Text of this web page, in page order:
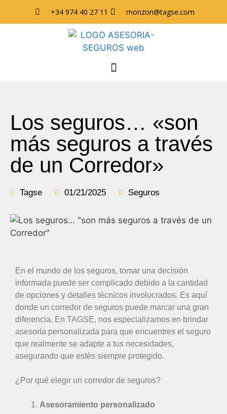
+34 974 40 27 11 monzon@tagse.com
Los seguros… «son
más seguros a través
de un Corredor»
Tagse 01/21/2025 Seguros
En el mundo de los seguros, tomar una decisión
informada puede ser complicado debido a la cantidad
de opciones y detalles técnicos involucrados. Es aquí
donde un corredor de seguros puede marcar una gran
diferencia. En TAGSE, nos especializamos en brindar
asesoría personalizada para que encuentres el seguro
que realmente se adapte a tus necesidades,
asegurando que estés siempre protegido.
¿Por qué elegir un corredor de seguros?
Asesoramiento personalizado